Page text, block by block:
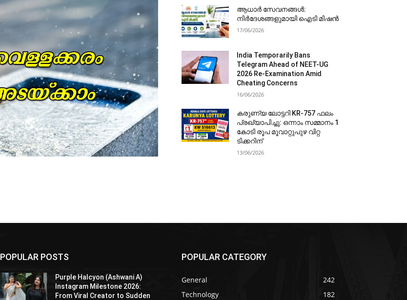
ആധാർ സേവനങ്ങൾ:
നിർദേശങ്ങളുമായി ഐടി മിഷൻ
17/06/2026
India Temporarily Bans
Telegram Ahead of NEET-UG
2026 Re-Examination Amid
Cheating Concerns
16/06/2026
കരുണ്യ ലോട്ടറി KR-757 ഫലം
പ്രഖ്യാപിച്ചു: ഒന്നാം സമ്മാനം 1
കോടി രൂപ മൂവാറ്റുപുഴ വിറ്റ
ടിക്കറിന്
13/06/2026
POPULAR POSTS
Purple Halcyon (Ashwani A)
Instagram Milestone 2026:
From Viral Creator to Sudden
POPULAR CATEGORY
General
242
Technology
182